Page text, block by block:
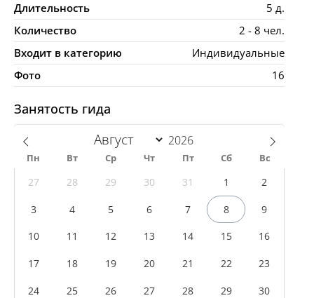
Длительность
5 д.
Количество
2 - 8 чел.
Входит в категорию
Индивидуальные
Фото
16
Занятость гида
Пн Вт Ср Чт Пт Сб Вс
27 28 29 30 31 1 2
3 4 5 6 7 8 9
10 11 12 13 14 15 16
17 18 19 20 21 22 23
24 25 26 27 28 29 30